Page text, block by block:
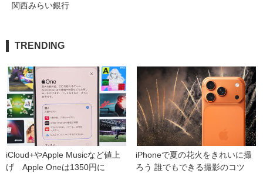
関西みらい銀行
TRENDING
iCloud+やApple Musicなど値上
げ　Apple Oneは1350円に
iPhoneで夏の花火をきれいに撮
ろう 誰でもできる撮影のコツ